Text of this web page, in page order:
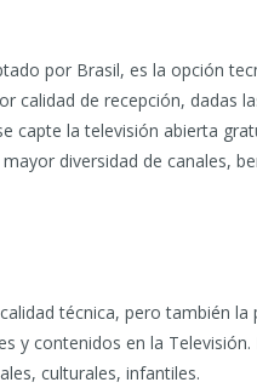
por Brasil, es la opción
calidad de recepción, dadas
capte la televisión abierta
diversidad de canales,
técnica, pero también la
y contenidos en la Televisión.
culturales, infantiles.